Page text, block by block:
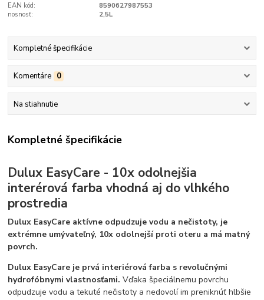
EAN kód:
8590627987553
nosnosť:
2,5L
Kompletné špecifikácie
Komentáre 0
Na stiahnutie
Kompletné špecifikácie
Dulux EasyCare - 10x odolnejšia
interérová farba vhodná aj do vlhkého
prostredia
Dulux EasyCare aktívne odpudzuje vodu a nečistoty, je
extrémne umývateľný, 10x odolnejší proti oteru a má matný
povrch.
Dulux EasyCare je prvá interiérová farba s revolučnými
hydrofóbnymi vlastnosťami. Vďaka špeciálnemu povrchu
odpudzuje vodu a tekuté nečistoty a nedovolí im preniknúť hlbšie